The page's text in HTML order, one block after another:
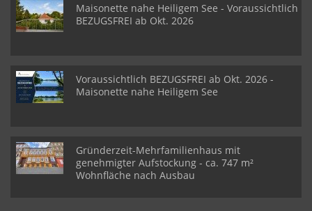
Maisonette nahe Heiligem See - Voraussichtlich
BEZUGSFREI ab Okt. 2026
Voraussichtlich BEZUGSFREI ab Okt. 2026 -
Maisonette nahe Heiligem See
Gründerzeit-Mehrfamilienhaus mit
genehmigter Aufstockung - ca. 747 m²
Wohnfläche nach Ausbau